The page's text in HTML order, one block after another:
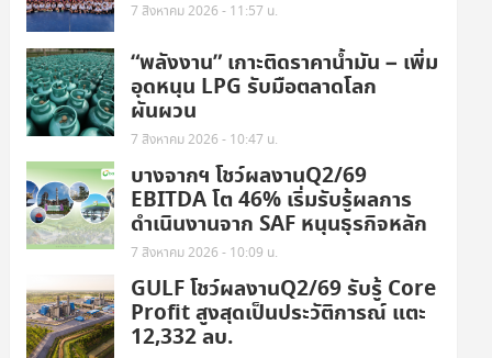
7 สิงหาคม 2026 - 11:57 น.
“พลังงาน” เกาะติดราคาน้ำมัน – เพิ่ม
อุดหนุน LPG รับมือตลาดโลก
ผันผวน
7 สิงหาคม 2026 - 10:47 น.
บางจากฯ โชว์ผลงานQ2/69
EBITDA โต 46% เริ่มรับรู้ผลการ
ดำเนินงานจาก SAF หนุนธุรกิจหลัก
7 สิงหาคม 2026 - 10:09 น.
GULF โชว์ผลงานQ2/69 รับรู้ Core
Profit สูงสุดเป็นประวัติการณ์ แตะ
12,332 ลบ.